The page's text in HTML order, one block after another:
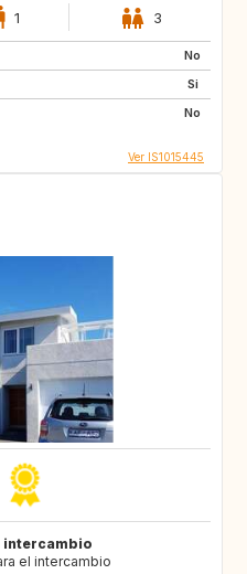
1 3
No
Si
No
Ver IS1015445
el intercambio